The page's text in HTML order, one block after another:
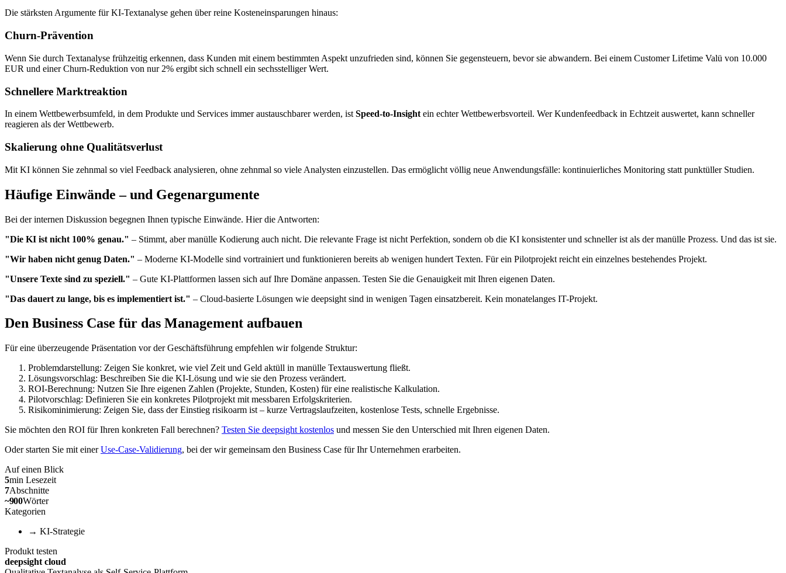
Die stärksten Argumente für KI-Textanalyse gehen über reine Kosteneinsparungen hinaus:
Churn-Prävention
Wenn Sie durch Textanalyse frühzeitig erkennen, dass Kunden mit einem bestimmten Aspekt unzufrieden sind, können Sie gegensteuern, bevor sie abwandern. Bei einem Customer Lifetime Valü von 10.000
EUR und einer Churn-Reduktion von nur 2% ergibt sich schnell ein sechsstelliger Wert.
Schnellere Marktreaktion
In einem Wettbewerbsumfeld, in dem Produkte und Services immer austauschbarer werden, ist Speed-to-Insight ein echter Wettbewerbsvorteil. Wer Kundenfeedback in Echtzeit auswertet, kann schneller
reagieren als der Wettbewerb.
Skalierung ohne Qualitätsverlust
Mit KI können Sie zehnmal so viel Feedback analysieren, ohne zehnmal so viele Analysten einzustellen. Das ermöglicht völlig neue Anwendungsfälle: kontinuierliches Monitoring statt punktüller Studien.
Häufige Einwände – und Gegenargumente
Bei der internen Diskussion begegnen Ihnen typische Einwände. Hier die Antworten:
"Die KI ist nicht 100% genau." – Stimmt, aber manülle Kodierung auch nicht. Die relevante Frage ist nicht Perfektion, sondern ob die KI konsistenter und schneller ist als der manülle Prozess. Und das ist sie.
"Wir haben nicht genug Daten." – Moderne KI-Modelle sind vortrainiert und funktionieren bereits ab wenigen hundert Texten. Für ein Pilotprojekt reicht ein einzelnes bestehendes Projekt.
"Unsere Texte sind zu speziell." – Gute KI-Plattformen lassen sich auf Ihre Domäne anpassen. Testen Sie die Genauigkeit mit Ihren eigenen Daten.
"Das dauert zu lange, bis es implementiert ist." – Cloud-basierte Lösungen wie deepsight sind in wenigen Tagen einsatzbereit. Kein monatelanges IT-Projekt.
Den Business Case für das Management aufbauen
Für eine überzeugende Präsentation vor der Geschäftsführung empfehlen wir folgende Struktur:
Problemdarstellung: Zeigen Sie konkret, wie viel Zeit und Geld aktüll in manülle Textauswertung fließt.
Lösungsvorschlag: Beschreiben Sie die KI-Lösung und wie sie den Prozess verändert.
ROI-Berechnung: Nutzen Sie Ihre eigenen Zahlen (Projekte, Stunden, Kosten) für eine realistische Kalkulation.
Pilotvorschlag: Definieren Sie ein konkretes Pilotprojekt mit messbaren Erfolgskriterien.
Risikominimierung: Zeigen Sie, dass der Einstieg risikoarm ist – kurze Vertragslaufzeiten, kostenlose Tests, schnelle Ergebnisse.
Sie möchten den ROI für Ihren konkreten Fall berechnen? Testen Sie deepsight kostenlos und messen Sie den Unterschied mit Ihren eigenen Daten.
Oder starten Sie mit einerUse-Case-Validierung, bei der wir gemeinsam den Business Case für Ihr Unternehmen erarbeiten.
Auf einen Blick
5min Lesezeit
7Abschnitte
~900Wörter
Kategorien
→ KI-Strategie
Produkt testen
deepsight cloud